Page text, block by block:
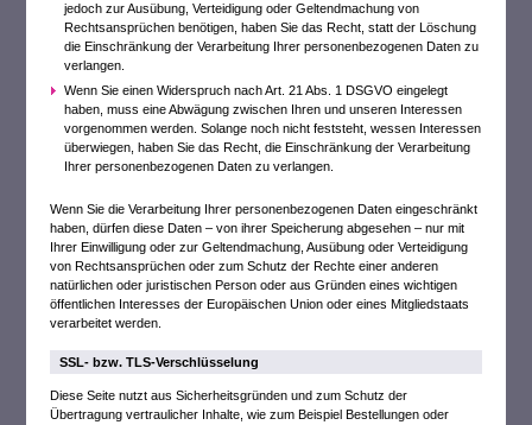
jedoch zur Ausübung, Verteidigung oder Geltendmachung von
Rechtsansprüchen benötigen, haben Sie das Recht, statt der Löschung
die Einschränkung der Verarbeitung Ihrer personenbezogenen Daten zu
verlangen.
Wenn Sie einen Widerspruch nach Art. 21 Abs. 1 DSGVO eingelegt
haben, muss eine Abwägung zwischen Ihren und unseren Interessen
vorgenommen werden. Solange noch nicht feststeht, wessen Interessen
überwiegen, haben Sie das Recht, die Einschränkung der Verarbeitung
Ihrer personenbezogenen Daten zu verlangen.
Wenn Sie die Verarbeitung Ihrer personenbezogenen Daten eingeschränkt
haben, dürfen diese Daten – von ihrer Speicherung abgesehen – nur mit
Ihrer Einwilligung oder zur Geltendmachung, Ausübung oder Verteidigung
von Rechtsansprüchen oder zum Schutz der Rechte einer anderen
natürlichen oder juristischen Person oder aus Gründen eines wichtigen
öffentlichen Interesses der Europäischen Union oder eines Mitgliedstaats
verarbeitet werden.
SSL- bzw. TLS-Verschlüsselung
Diese Seite nutzt aus Sicherheitsgründen und zum Schutz der
Übertragung vertraulicher Inhalte, wie zum Beispiel Bestellungen oder